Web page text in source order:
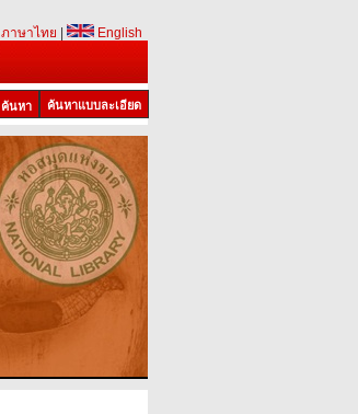
ภาษาไทย
English
ค้นหาแบบละเอียด